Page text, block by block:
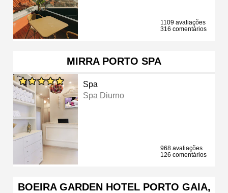
1109 avaliações
316 comentários
MIRRA PORTO SPA
Spa
Spa Diurno
968 avaliações
126 comentários
BOEIRA GARDEN HOTEL PORTO GAIA,